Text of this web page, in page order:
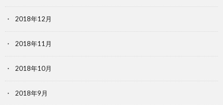
2018年12月
2018年11月
2018年10月
2018年9月